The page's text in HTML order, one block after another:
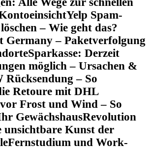
Yelp Spam-
– Wie geht das?
Germany – Paketverfolgung
Sparkasse: Derzeit
möglich – Ursachen &
Rücksendung – So
Retoure mit DHL
Frost und Wind – So
GewächshausRevolution
Kunst der
Fernstudium und Work-